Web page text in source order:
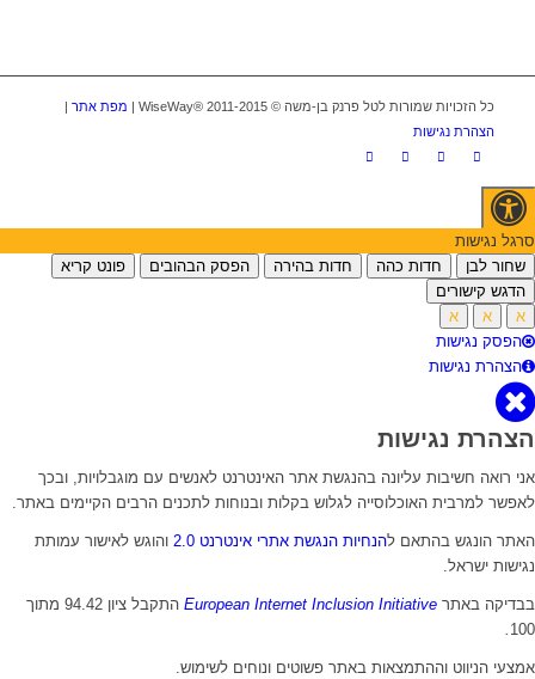
כל הזכויות שמורות לטל פרנק בן-משה © WiseWay® 2011-2015 | מפת אתר|
הצהרת נגישות
סרגל נגישות
שחור לבן
חדות כהה חדות בהירה הפסק הבהובים
פונט קריא
הדגש קישורים
א
א
א
הפסק נגישות
הצהרת נגישות
הצהרת נגישות
אני רואה חשיבות עליונה בהנגשת אתר האינטרנט לאנשים עם מוגבלויות, ובכך
לאפשר למרבית האוכלוסייה לגלוש בקלות ובנוחות לתכנים הרבים הקיימים באתר.
האתר הונגש בהתאם להנחיות הנגשת אתרי אינטרנט 2.0
והוגש לאישור עמותת
נגישות ישראל.
בבדיקה באתר European Internet Inclusion Initiative
התקבל ציון 94.42 מתוך
100
.
אמצעי הניווט וההתמצאות באתר פשוטים ונוחים לשימוש.